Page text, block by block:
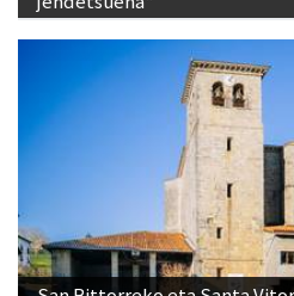
San Bittorreko eta Santa
eskuragarri